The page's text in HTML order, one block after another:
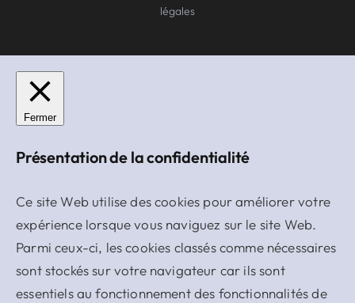
légales
Fermer
Présentation de la confidentialité
Ce site Web utilise des cookies pour améliorer votre
expérience lorsque vous naviguez sur le site Web.
Parmi ceux-ci, les cookies classés comme nécessaires
sont stockés sur votre navigateur car ils sont
essentiels au fonctionnement des fonctionnalités de